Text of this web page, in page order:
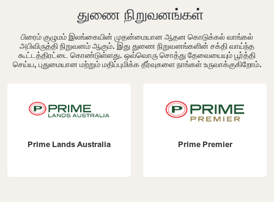
துணை நிறுவனங்கள்
பிரைம் குழுமம் இலங்கையின் முதன்மையான ஆதன கொடுக்கல் வாங்கல்
அபிவிருத்தி நிறுவனம் ஆகும். இது துணை நிறுவனங்களின் சக்தி வாய்ந்த
கூட்டத்திரட்டை கொண்டுள்ளது. ஒவ்வொரு சொத்து தேவையையும் பூர்த்தி
செய்ய, புதுமையான மற்றும் மதிப்புமிக்க தீர்வுகளை நாங்கள் உருவாக்குகிறோம்.
Prime Lands Australia Prime Premier